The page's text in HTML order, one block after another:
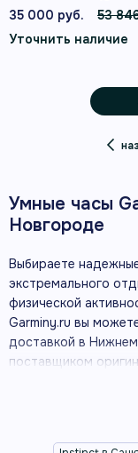
35 000 руб.
53
Уточнить наличие
Умные часы
Новгороде
Выбираете
экстремального
физической
Garminy.ru вы
доставкой в
поставщиком
Instinct — это
любых условиях.